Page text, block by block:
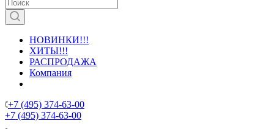
НОВИНКИ!!!
ХИТЫ!!!
РАСПРОДАЖА
Компания
+7 (495) 374-63-00
+7 (495) 374-63-00